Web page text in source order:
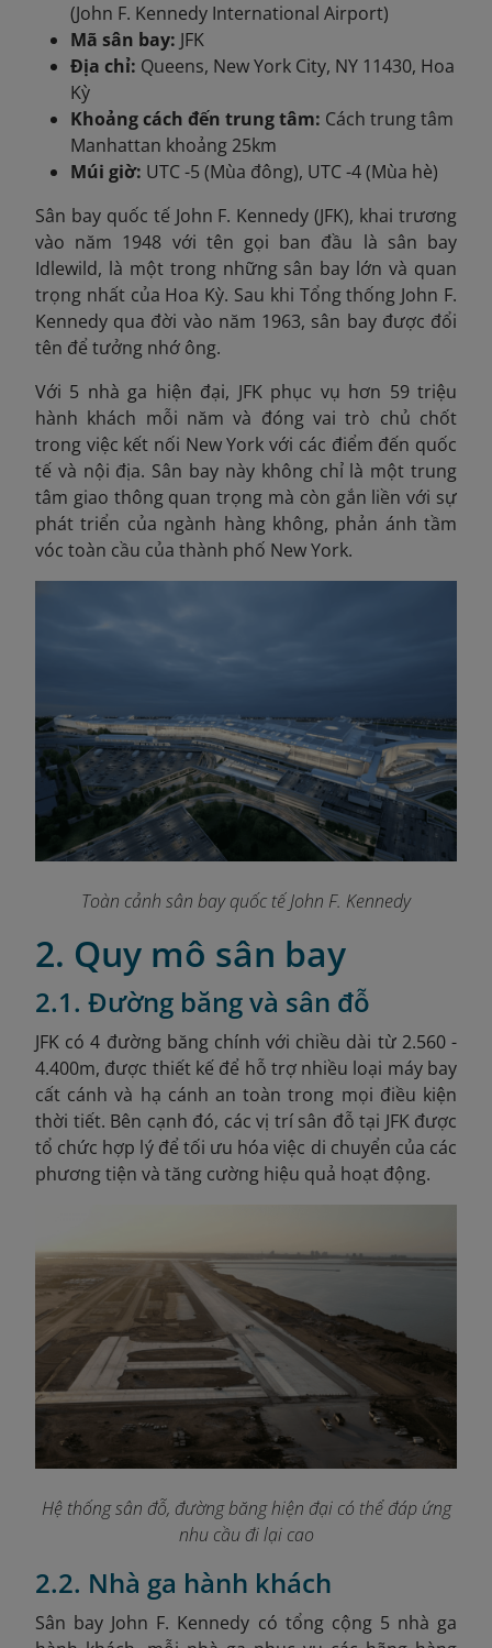
(John F. Kennedy International Airport)
Mã sân bay: JFK
Địa chỉ: Queens, New York City, NY 11430, Hoa
Kỳ
Khoảng cách đến trung tâm: Cách trung tâm
Manhattan khoảng 25km
Múi giờ: UTC -5 (Mùa đông), UTC -4 (Mùa hè)
Sân bay quốc tế John F. Kennedy (JFK), khai trương
vào năm 1948 với tên gọi ban đầu là sân bay
Idlewild, là một trong những sân bay lớn và quan
trọng nhất của Hoa Kỳ. Sau khi Tổng thống John F.
Kennedy qua đời vào năm 1963, sân bay được đổi
tên để tưởng nhớ ông.
Với 5 nhà ga hiện đại, JFK phục vụ hơn 59 triệu
hành khách mỗi năm và đóng vai trò chủ chốt
trong việc kết nối New York với các điểm đến quốc
tế và nội địa. Sân bay này không chỉ là một trung
tâm giao thông quan trọng mà còn gắn liền với sự
phát triển của ngành hàng không, phản ánh tầm
vóc toàn cầu của thành phố New York.
Toàn cảnh sân bay quốc tế John F. Kennedy
2. Quy mô sân bay
2.1. Đường băng và sân đỗ
JFK có 4 đường băng chính với chiều dài từ 2.560 -
4.400m, được thiết kế để hỗ trợ nhiều loại máy bay
cất cánh và hạ cánh an toàn trong mọi điều kiện
thời tiết. Bên cạnh đó, các vị trí sân đỗ tại JFK được
tổ chức hợp lý để tối ưu hóa việc di chuyển của các
phương tiện và tăng cường hiệu quả hoạt động.
Hệ thống sân đỗ, đường băng hiện đại có thể đáp ứng
nhu cầu đi lại cao
2.2. Nhà ga hành khách
Sân bay John F. Kennedy có tổng cộng 5 nhà ga